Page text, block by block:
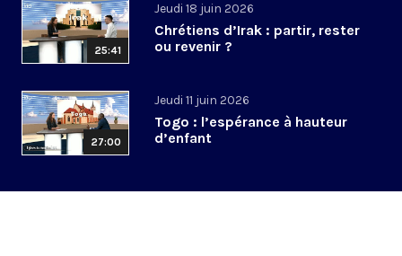
25:41
Jeudi 18 juin 2026
Chrétiens d’Irak : partir, rester
ou revenir ?
27:00
Jeudi 11 juin 2026
Togo : l’espérance à hauteur
d’enfant